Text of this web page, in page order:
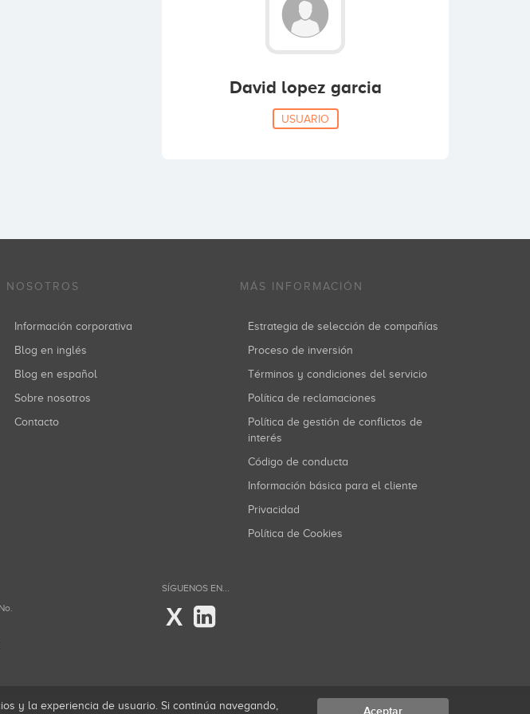
David lopez garcia
USUARIO
NOSOTROS
Información corporativa
Blog en inglés
Blog en español
Sobre nosotros
Contacto
MÁS INFORMACIÓN
Estrategia de selección de compañías
Proceso de inversión
Términos y condiciones del servicio
Política de reclamaciones
Política de gestión de conflictos de
interés
Código de conducta
Información básica para el cliente
Privacidad
Política de Cookies
SÍGUENOS EN...
X
y la experiencia de usuario. Si continúa navegando, Aceptar